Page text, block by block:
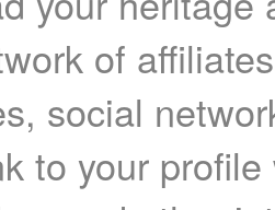
of
social
to your